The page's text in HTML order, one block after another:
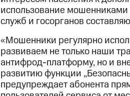
использование мошенниками
служб и госорганов
«Мошенники регулярно
развиваем не только наши
антифрод-платформу, но и
развитию функции
предупреждает абонента